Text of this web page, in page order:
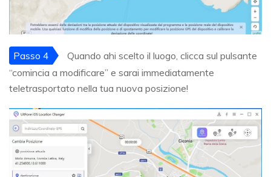
Passo 4
Quando ahi scelto il luogo, clicca sul pulsante
“comincia a modificare” e sarai immediatamente
teletrasportato nella tua nuova posizione!